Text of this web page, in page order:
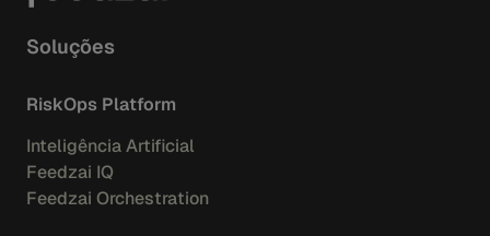
Soluções
RiskOps Platform
Inteligência Artificial
Feedzai IQ
Feedzai Orchestration